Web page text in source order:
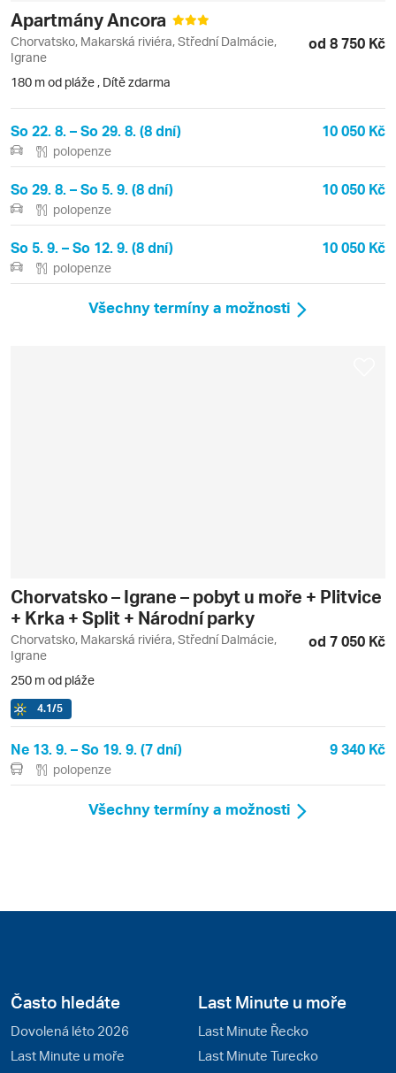
Apartmány Ancora
Chorvatsko, Makarská riviéra, Střední Dalmácie,
Igrane
od 8 750 Kč
180 m od pláže , Dítě zdarma
So 22. 8. – So 29. 8. (8 dní) 10 050 Kč
polopenze
So 29. 8. – So 5. 9. (8 dní) 10 050 Kč
polopenze
So 5. 9. – So 12. 9. (8 dní) 10 050 Kč
polopenze
Všechny termíny a možnosti
Chorvatsko – Igrane – pobyt u moře + Plitvice
+ Krka + Split + Národní parky
Chorvatsko, Makarská riviéra, Střední Dalmácie,
Igrane
od 7 050 Kč
250 m od pláže
4.1/5
Ne 13. 9. – So 19. 9. (7 dní) 9 340 Kč
polopenze
Všechny termíny a možnosti
Často hledáte
Dovolená léto 2026
Last Minute u moře
Last Minute u moře
Last Minute Řecko
Last Minute Turecko